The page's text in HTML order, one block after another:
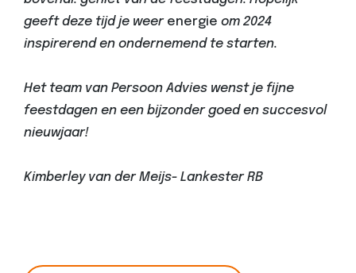
geeft deze tijd je weer energie om 2024
inspirerend en ondernemend te starten.
Het team van Persoon Advies wenst je fijne
feestdagen en een bijzonder goed en succesvol
nieuwjaar!
Kimberley van der Meijs- Lankester RB